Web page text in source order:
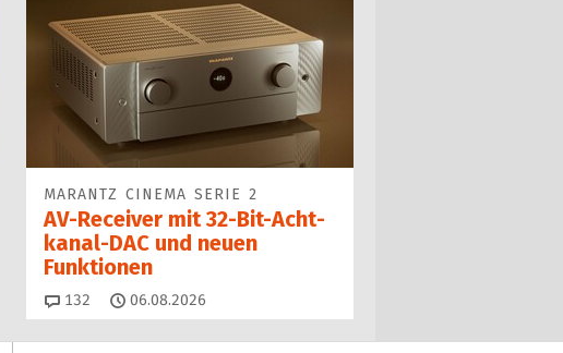
MARANTZ CINEMA SERIE 2
AV-Receiver mit 32-Bit-Acht­
kanal-DAC und neuen
Funktionen
132 Kommentare
06.08.2026